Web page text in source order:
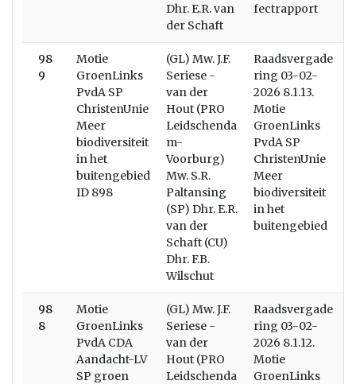
Dhr. E.R. van
der Schaft
fectrapport
98
9
Motie
GroenLinks
PvdA SP
ChristenUnie
Meer
biodiversiteit
in het
buitengebied
ID 898
(GL) Mw. J.F.
Seriese -
van der
Hout (PRO
Leidschenda
m-
Voorburg)
Mw. S.R.
Paltansing
(SP) Dhr. E.R.
van der
Schaft (CU)
Dhr. F.B.
Wilschut
Raadsvergade
ring 03-02-
2026 8.1.13.
Motie
GroenLinks
PvdA SP
ChristenUnie
Meer
biodiversiteit
in het
buitengebied
98
8
Motie
GroenLinks
PvdA CDA
Aandacht-LV
SP groen
(GL) Mw. J.F.
Seriese -
van der
Hout (PRO
Leidschenda
Raadsvergade
ring 03-02-
2026 8.1.12.
Motie
GroenLinks